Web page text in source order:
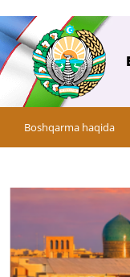
Boshqarma haqida